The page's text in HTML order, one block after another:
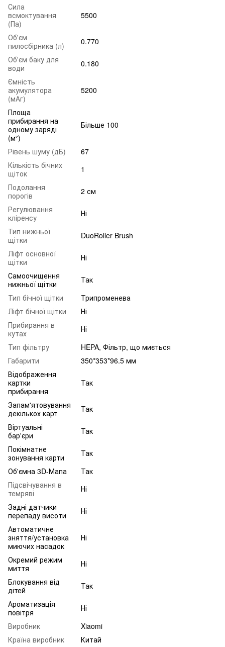
Сила
всмоктування
(Па)
5500
Об'єм
пилосбірника (л)
0.770
Об'єм баку для
води
0.180
Ємність
акумулятора
(мАг)
5200
Площа
прибирання на
одному заряді
(м²)
Більше 100
Рівень шуму (дБ)
67
Кількість бічних
щіток
1
Подолання
порогів
2 см
Регулювання
кліренсу
Ні
Тип нижньої
щітки
DuoRoller Brush
Ліфт основної
щітки
Ні
Самоочищення
нижньої щітки
Так
Тип бічної щітки
Трипроменева
Ліфт бічної щітки
Ні
Прибирання в
кутах
Ні
Тип фільтру
HEPA, Фільтр, що миється
Габарити
350*353*96.5 мм
Відображення
картки
прибирання
Так
Запам'ятовування
декількох карт
Так
Віртуальні
бар'єри
Так
Покімнатне
зонування карти
Так
Об'ємна 3D-Мапа
Так
Підсвічування в
темряві
Ні
Задні датчики
перепаду висоти
Ні
Автоматичне
зняття/установка
миючих насадок
Ні
Окремий режим
миття
Ні
Блокування від
дітей
Так
Ароматизація
повітря
Ні
Виробник
Xiaomi
Країна виробник
Китай